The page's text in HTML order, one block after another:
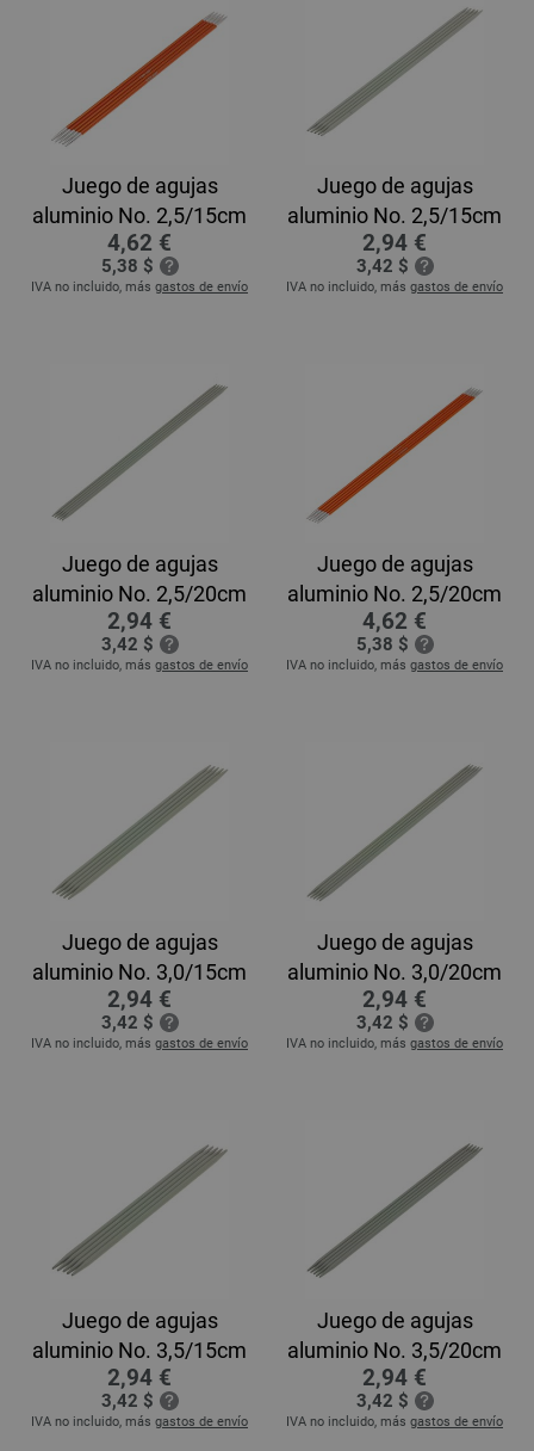
Juego de agujas
aluminio No. 2,5/15cm
4,62 €
5,38 $
IVA no incluido, más gastos de envío
Juego de agujas
aluminio No. 2,5/15cm
2,94 €
3,42 $
IVA no incluido, más gastos de envío
Juego de agujas
aluminio No. 2,5/20cm
2,94 €
3,42 $
IVA no incluido, más gastos de envío
Juego de agujas
aluminio No. 2,5/20cm
4,62 €
5,38 $
IVA no incluido, más gastos de envío
Juego de agujas
aluminio No. 3,0/15cm
2,94 €
3,42 $
IVA no incluido, más gastos de envío
Juego de agujas
aluminio No. 3,0/20cm
2,94 €
3,42 $
IVA no incluido, más gastos de envío
Juego de agujas
aluminio No. 3,5/15cm
2,94 €
3,42 $
IVA no incluido, más gastos de envío
Juego de agujas
aluminio No. 3,5/20cm
2,94 €
3,42 $
IVA no incluido, más gastos de envío